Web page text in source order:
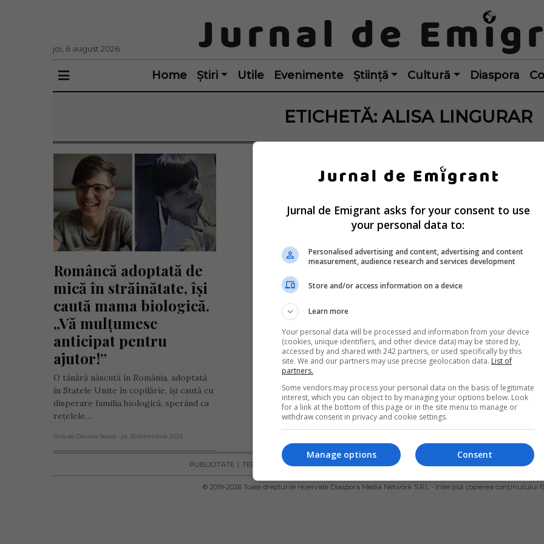
joi, 6 august 2026
Home Știri Utile Evenimente Știință Cultură Diaspora
ETICHETĂ: ALISA LINGURAR
Româncă adoptată de
mică în străinătate, își
caută mama biologică.
„Vă mulțumesc
anticipat pentru
ajutor!”
O tânără născută în România, adoptată
în Statele Unite în copilărie, își caută cu
disperare familia biologică, sperând ca
rețelele…
Scris de Daniela Stoica - joi, 30 octombrie 2025
PUBLICITATE TERMENI ȘI CONDIȚII DE UTILIZARE POLITICA DE CONFIDENȚIALITATE POLITICA
© 2019-2026 Toate drepturile rezervate Diaspora Media Network S.R.L - Interzisă copierea conținutului
Jurnal de Emigrant asks for your consent to use
your personal data to:
Personalised advertising and content, advertising and content
measurement, audience research and services development
Store and/or access information on a device
Learn more
Your personal data will be processed and information from your device
(cookies, unique identifiers, and other device data) may be stored by,
accessed by and shared with 242 partners, or used specifically by this
site. We and our partners may use precise geolocation data. List of
partners.
Some vendors may process your personal data on the basis of legitimate
interest, which you can object to by managing your options below. Look
for a link at the bottom of this page or in the site menu to manage or
withdraw consent in privacy and cookie settings.
Consent
Manage options